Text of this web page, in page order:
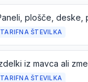
TARIFNA ŠTEVILKA
TARIFNA ŠTEVILKA